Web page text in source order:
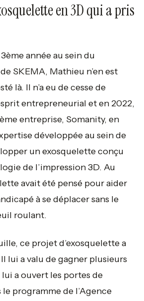
en 3D qui a pris
année au sein du
SKEMA, Mathieu n’en est
là. Il n’a eu de cesse de
entrepreneurial et en 2022,
entreprise, Somanity, en
développée au sein de
un exosquelette conçu
de l’impression 3D. Au
avait été pensé pour aider
à se déplacer sans le
roulant.
ce projet d’exosquelette a
lui a valu de gagner plusieurs
a ouvert les portes de
programme de l’Agence